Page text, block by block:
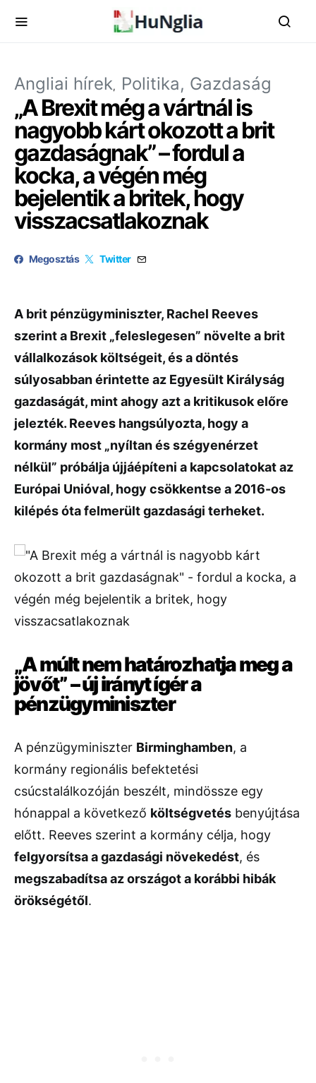
Angliai hírek Politika, Gazdaság
„A Brexit még a vártnál is
nagyobb kárt okozott a brit
gazdaságnak” – fordul a
kocka, a végén még
bejelentik a britek, hogy
visszacsatlakoznak
Megosztás Twitter
A brit pénzügyminiszter, Rachel Reeves
szerint a Brexit „feleslegesen” növelte a brit
vállalkozások költségeit, és a döntés
súlyosabban érintette az Egyesült Királyság
gazdaságát, mint ahogy azt a kritikusok előre
jelezték. Reeves hangsúlyozta, hogy a
kormány most „nyíltan és szégyenérzet
nélkül” próbálja újjáépíteni a kapcsolatokat az
Európai Unióval, hogy csökkentse a 2016-os
kilépés óta felmerült gazdasági terheket.
„A múlt nem határozhatja meg a
jövőt” – új irányt ígér a
pénzügyminiszter
A pénzügyminiszter Birminghamben, a
kormány regionális befektetési
csúcstalálkozóján beszélt, mindössze egy
hónappal a következő költségvetés benyújtása
előtt. Reeves szerint a kormány célja, hogy
felgyorsítsa a gazdasági növekedést, és
megszabadítsa az országot a korábbi hibák
örökségétől.